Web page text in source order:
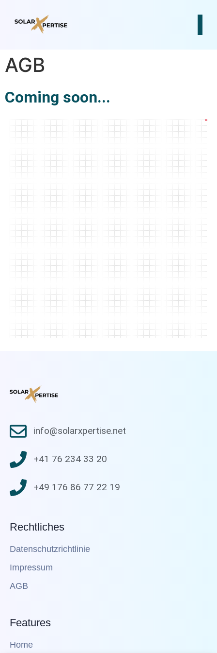
AGB
Coming soon...
info@solarxpertise.net
+41 76 234 33 20
+49 176 86 77 22 19
Rechtliches
Datenschutzrichtlinie
Impressum
AGB
Features
Home